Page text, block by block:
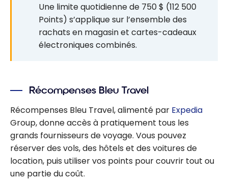
Une limite quotidienne de 750 $ (112 500
Points) s’applique sur l’ensemble des
rachats en magasin et cartes-cadeaux
électroniques combinés.
Récompenses Bleu Travel
Récompenses Bleu Travel, alimenté par Expedia
Group, donne accès à pratiquement tous les
grands fournisseurs de voyage. Vous pouvez
réserver des vols, des hôtels et des voitures de
location, puis utiliser vos points pour couvrir tout ou
une partie du coût.